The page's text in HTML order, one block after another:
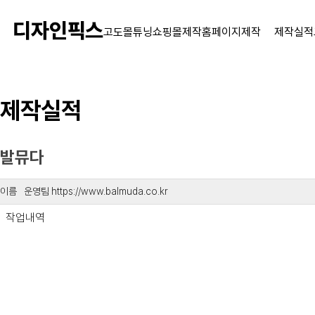
고도몰튜닝쇼핑몰제작홈페이지제작 제작실적
제작실적
발뮤다
운영팀 https://www.balmuda.co.kr
작업내역